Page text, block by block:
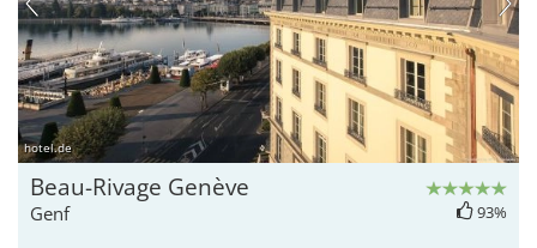
hotel.de
Beau-Rivage Genève
Genf 93%